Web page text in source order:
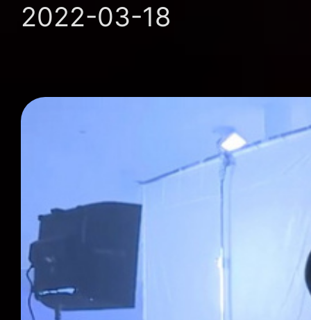
2022-03-18